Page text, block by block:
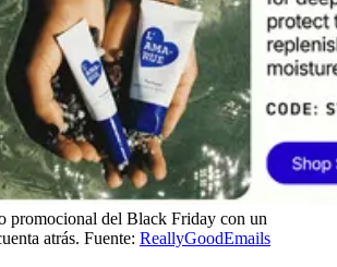
promocional del Black Friday con un
atrás. Fuente: ReallyGoodEmails